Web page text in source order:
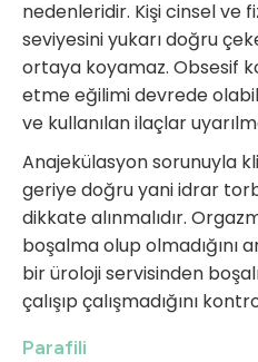
nedenleridir. Kişi cinsel ve
seviyesini yukarı doğru
ortaya koyamaz. Obsesif
etme eğilimi devrede
ve kullanılan ilaçlar
Anajekülasyon sorunuyla
geriye doğru yani idrar
dikkate alınmalıdır.
boşalma olup olmadığını
bir üroloji servisinden
çalışıp çalışmadığını
Parafili